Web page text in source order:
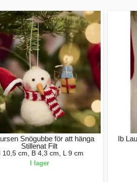
Snögubbe för att hänga
Stillenat Filt
10,5 cm, B 4,3 cm, L 9 cm
I lager
Ib